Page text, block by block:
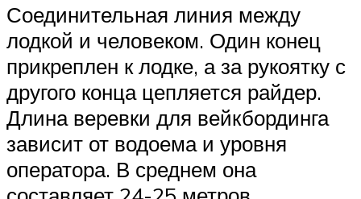
Соединительная линия между
лодкой и человеком. Один конец
прикреплен к лодке, а за рукоятку с
другого конца цепляется райдер.
Длина веревки для вейкбординга
зависит от водоема и уровня
оператора. В среднем она